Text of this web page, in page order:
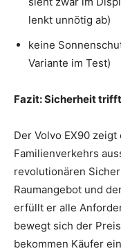
lenkt unnötig ab)
keine
Variante im Test)
Fazit: Sicherheit
Der Volvo EX90
Familienverkehrs
revolutionären
Raumangebot und
erfüllt er alle
bewegt sich der
bekommen Käufer